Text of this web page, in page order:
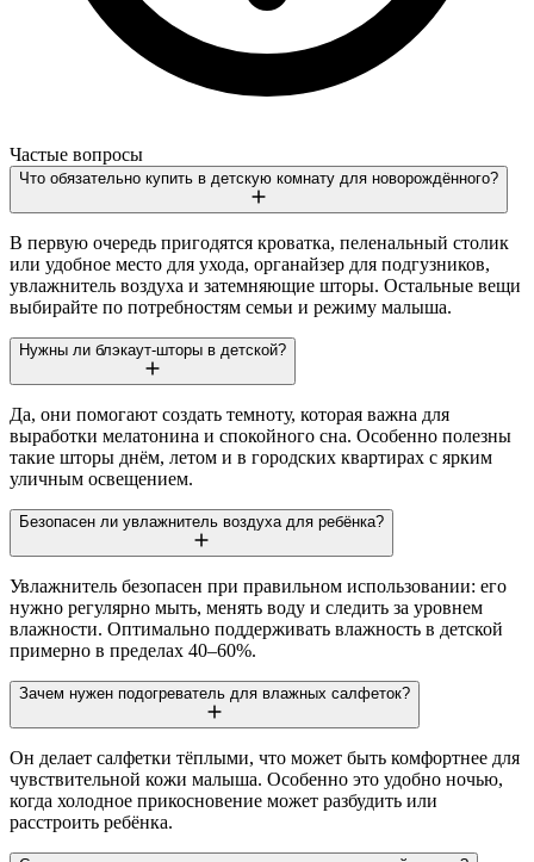
Частые вопросы
Что обязательно купить в детскую комнату для новорождённого?
В первую очередь пригодятся кроватка, пеленальный столик
или удобное место для ухода, органайзер для подгузников,
увлажнитель воздуха и затемняющие шторы. Остальные вещи
выбирайте по потребностям семьи и режиму малыша.
Нужны ли блэкаут-шторы в детской?
Да, они помогают создать темноту, которая важна для
выработки мелатонина и спокойного сна. Особенно полезны
такие шторы днём, летом и в городских квартирах с ярким
уличным освещением.
Безопасен ли увлажнитель воздуха для ребёнка?
Увлажнитель безопасен при правильном использовании: его
нужно регулярно мыть, менять воду и следить за уровнем
влажности. Оптимально поддерживать влажность в детской
примерно в пределах 40–60%.
Зачем нужен подогреватель для влажных салфеток?
Он делает салфетки тёплыми, что может быть комфортнее для
чувствительной кожи малыша. Особенно это удобно ночью,
когда холодное прикосновение может разбудить или
расстроить ребёнка.